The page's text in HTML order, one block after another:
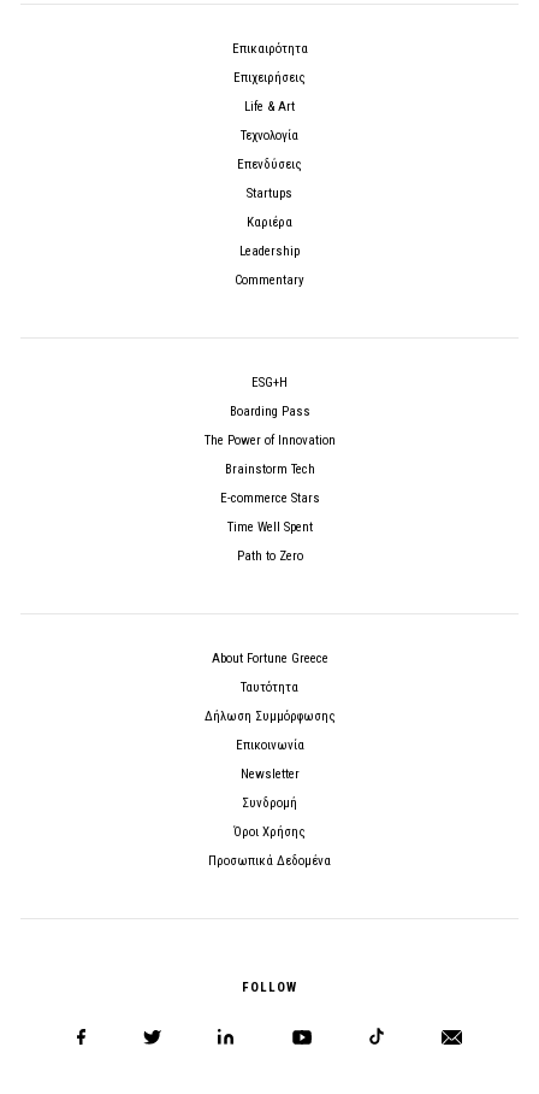
Επικαιρότητα
Επιχειρήσεις
Life & Art
Τεχνολογία
Επενδύσεις
Startups
Καριέρα
Leadership
Commentary
ESG+H
Boarding Pass
The Power of Innovation
Brainstorm Tech
E-commerce Stars
Time Well Spent
Path to Zero
About Fortune Greece
Ταυτότητα
Δήλωση Συμμόρφωσης
Επικοινωνία
Newsletter
Συνδρομή
Όροι Χρήσης
Προσωπικά Δεδομένα
FOLLOW